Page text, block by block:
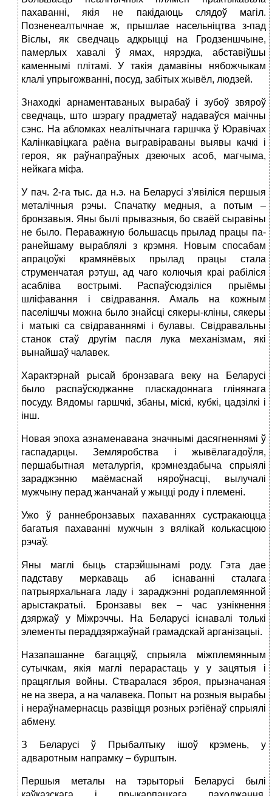
пахаванні, якія не пакідаюць слядоў магіл.
Позненеалтычнае ж, прышлае насельніцтва з-пад
Віслы, як сведчаць адкрыцці на Гродзеншчыне,
памерлых хавалі ў ямах, нярэдка, абставіўшы
каменнымі плітамі. У такія дамавіны нябожчыкам
клалі упрыгожванні, посуд, забітых жывёл, людзей.
Знаходкі арнаментаваных вырабаў і зубоў звяроў
сведчаць, што шэрагу прадметаў надаваўся маічны
сэнс. На абломках неалітычнага гаршчка ў Юравічах
Калінкавіцкага раёна выгравіраваны выявы качкі і
героя, як раўнапраўных дзеючых асоб, магчыма,
нейкага міфа.
У пач. 2-га тыс. да н.э. на Беларусі з’явіліся першыя
металічныя рэчы. Спачатку медныя, а потым –
бронзавыя. Яны былі прывазныя, бо сваёй сыравіны
не было. Пераважную большасць прылад працы па-
ранейшаму выраблялі з крэмня. Новым спосабам
апрацоўкі крамянёвых прылад працы стала
струменчатая рэтуш, ад чаго колючыя краі рабіліся
асабліва вострымі. Распаўсюдзіліся прыёмы
шліфавання і свідравання. Амаль на кожным
паселішчы можна было знайсці сякеры-кліны, сякеры
і матыкі са свідраваннямі і булавы. Свідравальны
станок стаў другім пасля лука механізмам, які
вынайшаў чалавек.
Характэрнай рысай бронзавага веку на Беларусі
было распаўсюджанне пласкадоннага глінянага
посуду. Вядомы гаршчкі, збаны, міскі, кубкі, цадзілкі і
інш.
Новая эпоха азнаменавана значнымі дасягненнямі ў
гаспадарцы. Земляробства і жывёлагадоўля,
першабытная металургія, крэмнездабыча спрыялі
зараджэнню маёмаснай няроўнасці, вылучалі
мужчыну перад жанчанай у жыцці роду і племені.
Ужо ў раннебронзавых пахаваннях сустракаюцца
багатыя пахаванні мужчын з вялікай колькасцюю
рэчаў.
Яны маглі быць старэйшынамі роду. Гэта дае
падставу меркаваць аб існаванні сталага
патрыярхальнага ладу і зараджэнні родаплемянной
арыстакратыі. Бронзавы век – час узнікнення
дзяржаў у Міжрэччы. На Беларусі існавалі толькі
элементы пераддзяржаўнай грамадскай арганізацыі.
Назапашанне багаццяў, спрыяла міжплемянным
сутычкам, якія маглі перарастаць у у зацятыя і
працяглыя войны. Стваралася зброя, прызначаная
не на звера, а на чалавека. Попыт на розныя вырабы
і нераўнамернасць развіцця розных рэгіёнаў спрыялі
абмену.
З Беларусі ў Прыбалтыку ішоў крэмень, у
адваротным напрамку – бурштын.
Першыя металы на тэрыторыі Беларусі былі